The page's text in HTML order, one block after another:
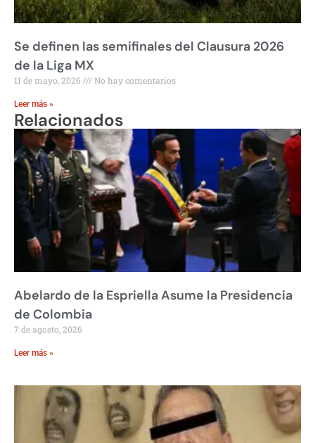
Se definen las semifinales del Clausura 2026
de la Liga MX
11 de mayo, 2026 No hay comentarios
Leer más »
Relacionados
Abelardo de la Espriella Asume la Presidencia
de Colombia
7 de agosto, 2026
Leer más »